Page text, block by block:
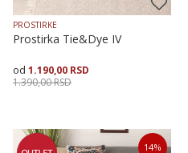
PROSTIRKE
Prostirka Tie&Dye IV
1.190,00 RSD
1.390,00RSD
Veličina Dodaj u korpu
14%